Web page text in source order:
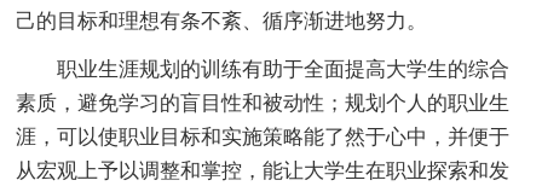
己的目标和理想有条不紊、循序渐进地努力。
职业生涯规划的训练有助于全面提高大学生的综合
素质，避免学习的盲目性和被动性；规划个人的职业生
涯，可以使职业目标和实施策略能了然于心中，并便于
从宏观上予以调整和掌控，能让大学生在职业探索和发